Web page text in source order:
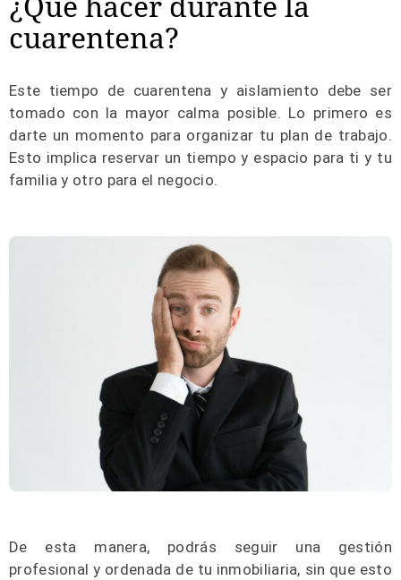
cuarentena?
Este tiempo de cuarentena y aislamiento debe ser
tomado con la mayor calma posible. Lo primero es
darte un momento para organizar tu plan de trabajo.
Esto implica reservar un tiempo y espacio para ti y tu
familia y otro para el negocio.
De esta manera, podrás seguir una gestión
profesional y ordenada de tu inmobiliaria, sin que esto